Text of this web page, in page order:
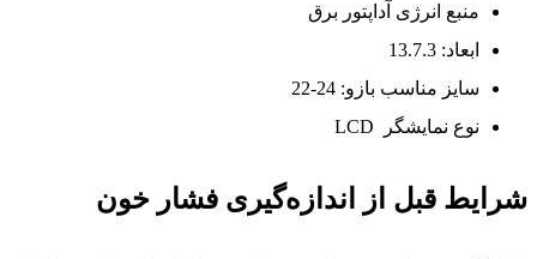
منبع انرژی آداپتور برق
ابعاد: 13.7.3
سایز مناسب بازو: 24-22
نوع نمایشگر LCD
شرایط قبل از اندازه‌گیری فشار خون